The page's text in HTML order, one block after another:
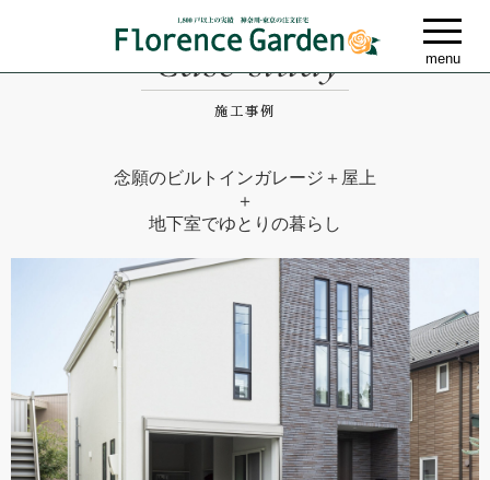
念願のビルトインガレージ＋屋上
＋
地下室でゆとりの暮らし